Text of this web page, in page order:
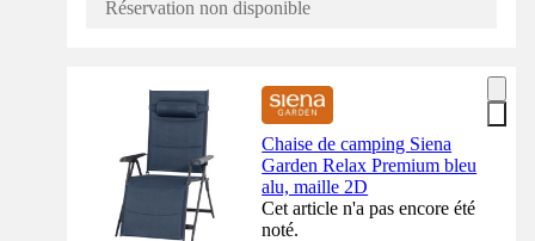
Réservation non disponible
Chaise de camping Siena
Garden Relax Premium bleu
alu, maille 2D
Cet article n'a pas encore été
noté.